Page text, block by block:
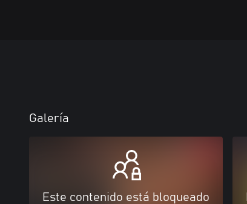
Galería
Este contenido está bloqueado